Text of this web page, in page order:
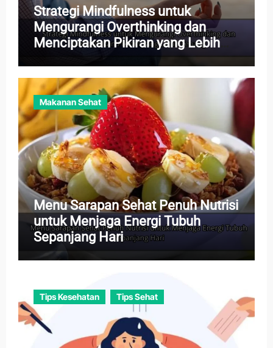
Strategi Mindfulness untuk
Mengurangi Overthinking dan
Menciptakan Pikiran yang Lebih
Makanan Sehat
Menu Sarapan Sehat Penuh Nutrisi
untuk Menjaga Energi Tubuh
Sepanjang Hari
Tips Kesehatan Tips Sehat